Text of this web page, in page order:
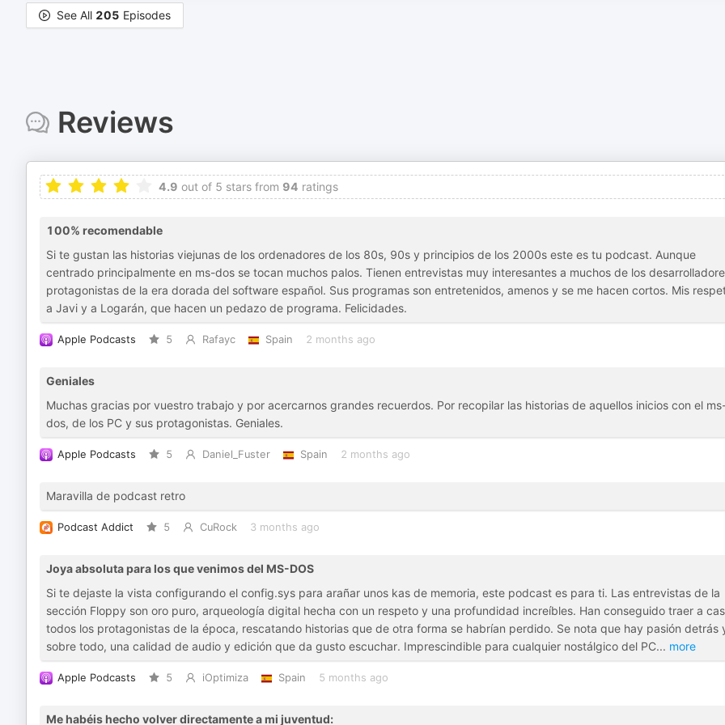
See All 205 Episodes
Reviews
4.9 out of 5 stars from 94 ratings
100% recomendable
Si te gustan las historias viejunas de los ordenadores de los 80s, 90s y principios de los 2000s este es tu podcast. Aunque
centrado principalmente en ms-dos se tocan muchos palos. Tienen entrevistas muy interesantes a muchos de los
protagonistas de la era dorada del software español. Sus programas son entretenidos, amenos y se me hacen cortos. Mis
a Javi y a Logarán, que hacen un pedazo de programa. Felicidades.
Apple Podcasts 5 Rafayc Spain 2 months ago
Geniales
Muchas gracias por vuestro trabajo y por acercarnos grandes recuerdos. Por recopilar las historias de aquellos inicios con el
dos, de los PC y sus protagonistas. Geniales.
Apple Podcasts 5 Daniel_Fuster Spain 2 months ago
Maravilla de podcast retro
Podcast Addict 5 CuRock 3 months ago
Joya absoluta para los que venimos del MS-DOS
Si te dejaste la vista configurando el config.sys para arañar unos kas de memoria, este podcast es para ti. Las entrevistas de la
sección Floppy son oro puro, arqueología digital hecha con un respeto y una profundidad increíbles. Han conseguido traer a
todos los protagonistas de la época, rescatando historias que de otra forma se habrían perdido. Se nota que hay pasión detrás
sobre todo, una calidad de audio y edición que da gusto escuchar. Imprescindible para cualquier nostálgico del PC... more
Apple Podcasts 5 iOptimiza Spain 5 months ago
Me habéis hecho volver directamente a mi juventud: